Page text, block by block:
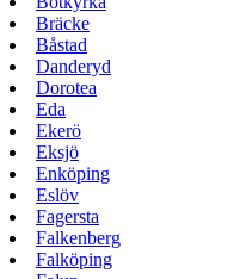
Bräcke
Båstad
Danderyd
Dorotea
Eda
Ekerö
Eksjö
Enköping
Eslöv
Fagersta
Falkenberg
Falköping